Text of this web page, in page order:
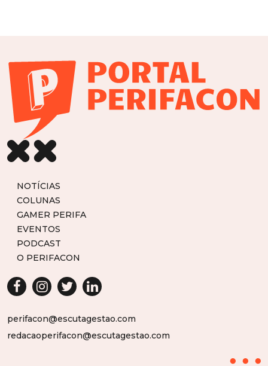
NOTÍCIAS
COLUNAS
GAMER PERIFA
EVENTOS
PODCAST
O PERIFACON
perifacon@escutagestao.com
redacaoperifacon@escutagestao.com